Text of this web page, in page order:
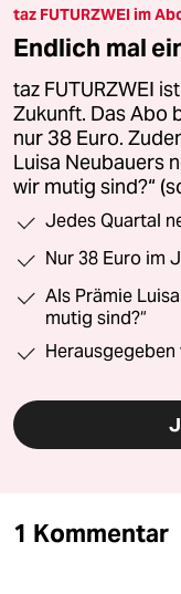
taz FUTURZWEI im
Endlich mal
taz FUTURZWEI
Zukunft. Das Abo
nur 38 Euro.
Luisa Neubauers
wir mutig sind?“
Jedes Quartal
Nur 38 Euro im
Als Prämie
mutig sind?“
Herausgegeben
1 Kommentar